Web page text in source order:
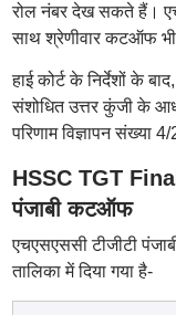
रोल नंबर देख सकते हैं।
साथ श्रेणीवार कटऑफ भी
हाई कोर्ट के निर्देशों के
संशोधित उत्तर कुंजी के
परिणाम विज्ञापन संख्या
HSSC TGT
पंजाबी कटऑफ
एचएसएससी टीजीटी
तालिका में दिया गया है-